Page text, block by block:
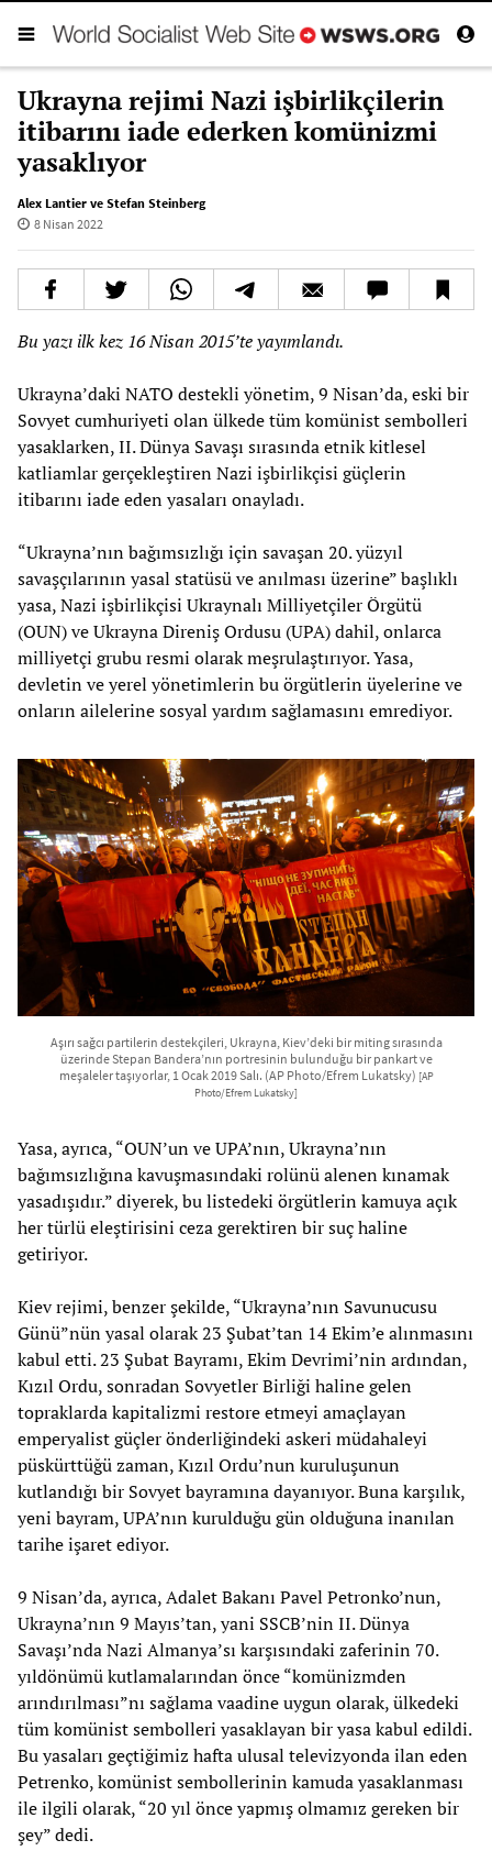
Ukrayna rejimi Nazi işbirlikçilerin
itibarını iade ederken komünizmi
yasaklıyor
Alex Lantier ve Stefan Steinberg
8 Nisan 2022
Bu yazı ilk kez 16 Nisan 2015’te yayımlandı.
Ukrayna’daki NATO destekli yönetim, 9 Nisan’da, eski bir
Sovyet cumhuriyeti olan ülkede tüm komünist sembolleri
yasaklarken, II. Dünya Savaşı sırasında etnik kitlesel
katliamlar gerçekleştiren Nazi işbirlikçisi güçlerin
itibarını iade eden yasaları onayladı.
“Ukrayna’nın bağımsızlığı için savaşan 20. yüzyıl
savaşçılarının yasal statüsü ve anılması üzerine” başlıklı
yasa, Nazi işbirlikçisi Ukraynalı Milliyetçiler Örgütü
(OUN) ve Ukrayna Direniş Ordusu (UPA) dahil, onlarca
milliyetçi grubu resmi olarak meşrulaştırıyor. Yasa,
devletin ve yerel yönetimlerin bu örgütlerin üyelerine ve
onların ailelerine sosyal yardım sağlamasını emrediyor.
Aşırı sağcı partilerin destekçileri, Ukrayna, Kiev’deki bir miting sırasında
üzerinde Stepan Bandera’nın portresinin bulunduğu bir pankart ve
meşaleler taşıyorlar, 1 Ocak 2019 Salı. (AP Photo/Efrem Lukatsky) [AP
Photo/Efrem Lukatsky]
Yasa, ayrıca, “OUN’un ve UPA’nın, Ukrayna’nın
bağımsızlığına kavuşmasındaki rolünü alenen kınamak
yasadışıdır.” diyerek, bu listedeki örgütlerin kamuya açık
her türlü eleştirisini ceza gerektiren bir suç haline
getiriyor.
Kiev rejimi, benzer şekilde, “Ukrayna’nın Savunucusu
Günü”nün yasal olarak 23 Şubat’tan 14 Ekim’e alınmasını
kabul etti. 23 Şubat Bayramı, Ekim Devrimi’nin ardından,
Kızıl Ordu, sonradan Sovyetler Birliği haline gelen
topraklarda kapitalizmi restore etmeyi amaçlayan
emperyalist güçler önderliğindeki askeri müdahaleyi
püskürttüğü zaman, Kızıl Ordu’nun kuruluşunun
kutlandığı bir Sovyet bayramına dayanıyor. Buna karşılık,
yeni bayram, UPA’nın kurulduğu gün olduğuna inanılan
tarihe işaret ediyor.
9 Nisan’da, ayrıca, Adalet Bakanı Pavel Petronko’nun,
Ukrayna’nın 9 Mayıs’tan, yani SSCB’nin II. Dünya
Savaşı’nda Nazi Almanya’sı karşısındaki zaferinin 70.
yıldönümü kutlamalarından önce “komünizmden
arındırılması”nı sağlama vaadine uygun olarak, ülkedeki
tüm komünist sembolleri yasaklayan bir yasa kabul edildi.
Bu yasaları geçtiğimiz hafta ulusal televizyonda ilan eden
Petrenko, komünist sembollerinin kamuda yasaklanması
ile ilgili olarak, “20 yıl önce yapmış olmamız gereken bir
şey” dedi.